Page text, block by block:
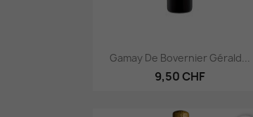
Aperçu rapide
Gamay De Bovernier Gérald...
9,50 CHF